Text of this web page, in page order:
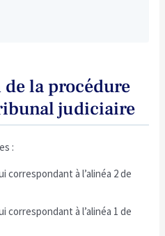
la procédure
judiciaire
:
correspondant à l’alinéa 2 de
correspondant à l’alinéa 1 de